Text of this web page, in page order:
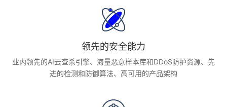
领先的安全能力
业内领先的AI云查杀引擎、海量恶意样本库和DDoS防护资源、先
进的检测和防御算法、高可用的产品架构